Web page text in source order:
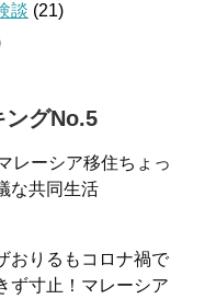
談 (21)
ングNo.5
レーシア移住ちょっ
な共同生活
おりるもコロナ禍で
ず寸止！マレーシア